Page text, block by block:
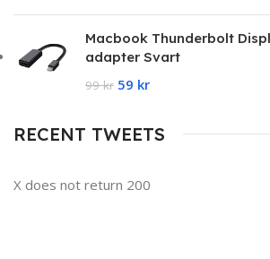
Macbook Thunderbolt
adapter Svart
99kr 59 kr
RECENT TWEETS
X does not return 200